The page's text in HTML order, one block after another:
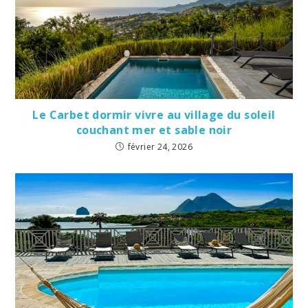
Le Carbet dormir vivre au village du soleil
couchant mer et sable noir
février 24, 2026